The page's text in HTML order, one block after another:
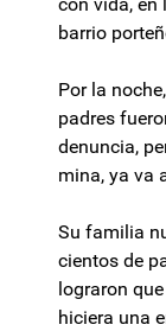
barrio
Por la
padres
denuncia,
mina, ya va
Su familia
cientos de
lograron
hiciera una